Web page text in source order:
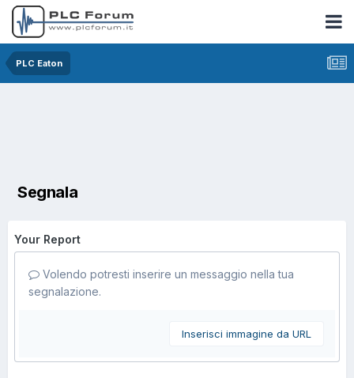
PLC Eaton
Segnala
Your Report
Volendo potresti inserire un messaggio nella tua
segnalazione.
Inserisci immagine da URL